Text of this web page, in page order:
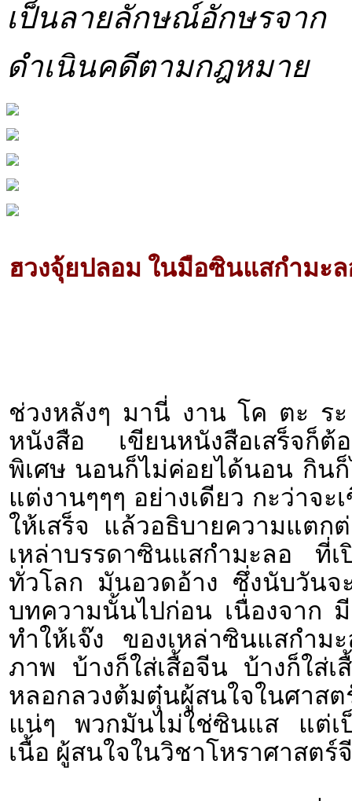
เป็นลายลักษณ์อักษรจาก
ดำเนินคดีตามกฎหมาย
ฮวงจุ้ยปลอม ในมือซินแสกำมะ
ช่วงหลังๆ มานี่ งาน โค ตะ ร
หนังสือ เขียนหนังสือเสร็จก็ต้
พิเศษ นอนก็ไม่ค่อยได้นอน กิน
แต่งานๆๆๆ อย่างเดียว กะว่าจ
ให้เสร็จ แล้วอธิบายความแตก
เหล่าบรรดาซินแสกำมะลอ ที่
ทั่วโลก มันอวดอ้าง ซึ่งนับวันจ
บทความนั้นไปก่อน เนื่องจาก
ทำให้เจ๊ง ของเหล่าซินแสกำ
ภาพ บ้างก็ใส่เสื้อจีน บ้างก็ใส่
หลอกลวงต้มตุ๋นผู้สนใจในศา
แน่ๆ พวกมันไม่ใช่ซินแส แต่เ
เนื้อ ผู้สนใจในวิชาโหราศาสตร์